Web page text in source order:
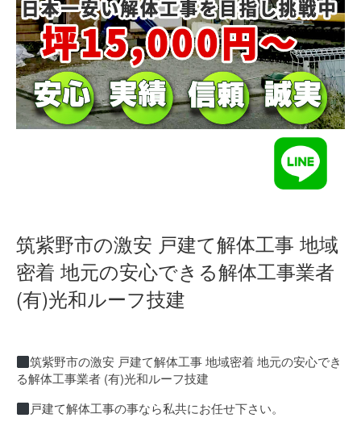
筑紫野市の激安 戸建て解体工事 地域
密着 地元の安心できる解体工事業者
(有)光和ルーフ技建
筑紫野市の激安 戸建て解体工事 地域密着 地元の安心でき
る解体工事業者 (有)光和ルーフ技建
戸建て解体工事の事なら私共にお任せ下さい。